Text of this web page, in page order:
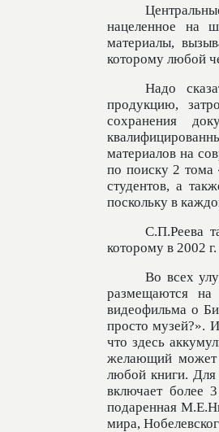
нацеленное на
материалы,
которому любой
Надо
продукцию,
сохранения
материалов на
по поиску 2 тома
студентов, а
поскольку в
С.П.Реева
которому в 2002
Во всех
размещаются
видеофильма о
просто музей?».
что здесь
желающий может
любой книги. Для
включает более
подаренная
мира,